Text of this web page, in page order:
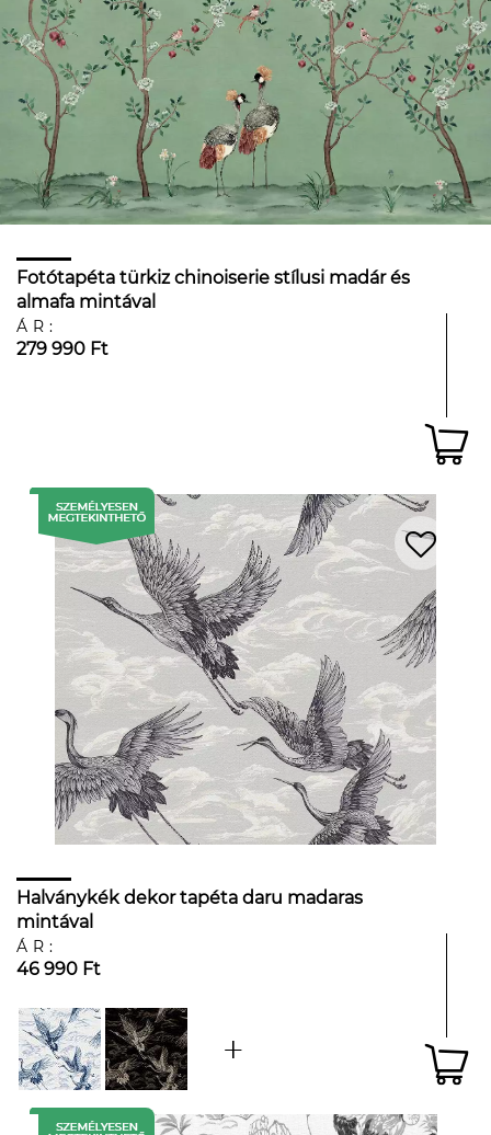
Fotótapéta türkiz chinoiserie stílusi madár és
almafa mintával
ÁR:
279 990 Ft
Halványkék dekor tapéta daru madaras
mintával
ÁR:
46 990 Ft